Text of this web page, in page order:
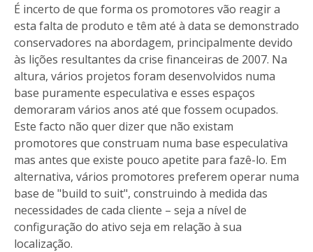
É incerto de que forma os promotores vão reagir a
esta falta de produto e têm até à data se demonstrado
conservadores na abordagem, principalmente devido
às lições resultantes da crise financeiras de 2007. Na
altura, vários projetos foram desenvolvidos numa
base puramente especulativa e esses espaços
demoraram vários anos até que fossem ocupados.
Este facto não quer dizer que não existam
promotores que construam numa base especulativa
mas antes que existe pouco apetite para fazê-lo. Em
alternativa, vários promotores preferem operar numa
base de "build to suit", construindo à medida das
necessidades de cada cliente – seja a nível de
configuração do ativo seja em relação à sua
localização.